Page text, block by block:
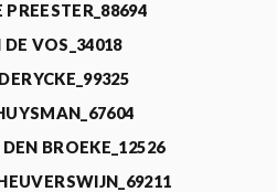
PREESTER_88694
DE VOS_34018
BROEKE_12526